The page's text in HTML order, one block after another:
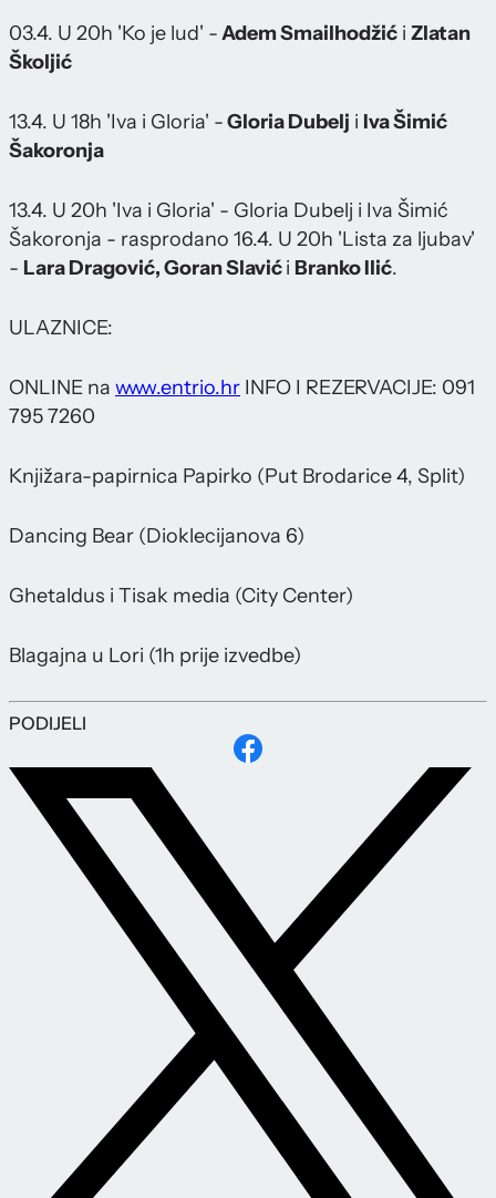
03.4. U 20h 'Ko je lud' -Adem Smailhodžić i Zlatan
Školjić
13.4. U 18h 'Iva i Gloria' -Gloria Dubelj i Iva Šimić
Šakoronja
13.4. U 20h 'Iva i Gloria' - Gloria Dubelj i Iva Šimić
Šakoronja - rasprodano 16.4. U 20h 'Lista za ljubav'
- Lara Dragović, Goran Slavići Branko Ilić.
ULAZNICE:
ONLINE na www.entrio.hr INFO I REZERVACIJE: 091
795 7260
Knjižara-papirnica Papirko (Put Brodarice 4, Split)
Dancing Bear (Dioklecijanova 6)
Ghetaldus i Tisak media (City Center)
Blagajna u Lori (1h prije izvedbe)
PODIJELI